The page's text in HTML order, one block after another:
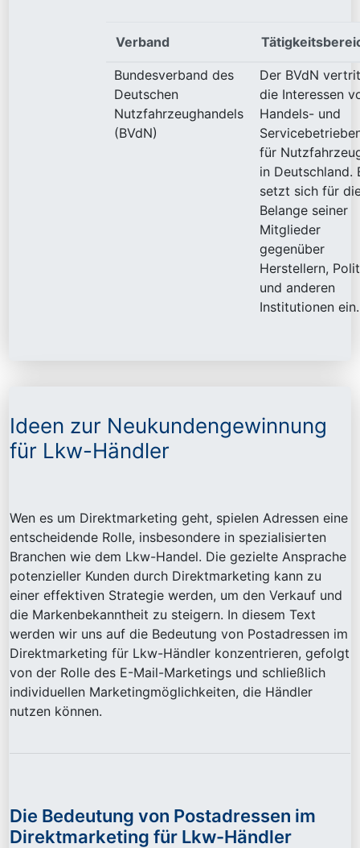
Verband
Bundesverband des
Deutschen
Nutzfahrzeughandels
(BVdN)
Der BVdN
die Interessen
Handels- und
für
in Deutschland.
setzt sich für
Belange seiner
Mitglieder
gegenüber
Herstellern,
und anderen
Institutionen ein.
Ideen zur Neukundengewinnung
für Lkw-Händler
Wen es um Direktmarketing geht, spielen Adressen eine
entscheidende Rolle, insbesondere in spezialisierten
Branchen wie dem Lkw-Handel. Die gezielte Ansprache
potenzieller Kunden durch Direktmarketing kann zu
einer effektiven Strategie werden, um den Verkauf und
die Markenbekanntheit zu steigern. In diesem Text
werden wir uns auf die Bedeutung von Postadressen im
Direktmarketing für Lkw-Händler konzentrieren, gefolgt
von der Rolle des E-Mail-Marketings und schließlich
individuellen Marketingmöglichkeiten, die Händler
nutzen können.
Die Bedeutung von Postadressen im
Direktmarketing für Lkw-Händler